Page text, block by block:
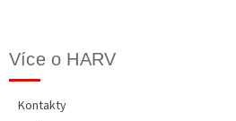
Více o HARV
Kontakty